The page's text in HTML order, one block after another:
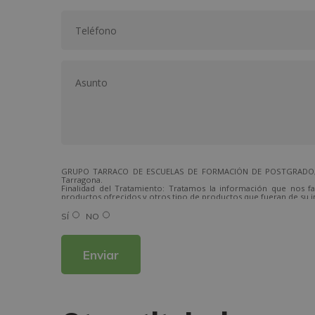
GRUPO TARRACO DE ESCUELAS DE FORMACIÓN DE
Tarragona.
Finalidad del Tratamiento: Tratamos la información que
productos ofrecidos y otros tipo de productos que fueran de su
Derechos: Puede ejercitar sus derechos identificándose
Para más información consulte nuestra Política de Privacidad.
SÍ NO